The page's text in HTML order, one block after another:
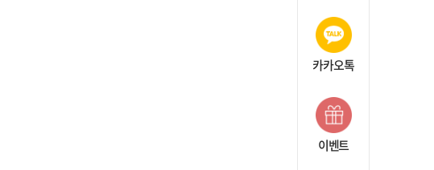
카카오톡
이벤트